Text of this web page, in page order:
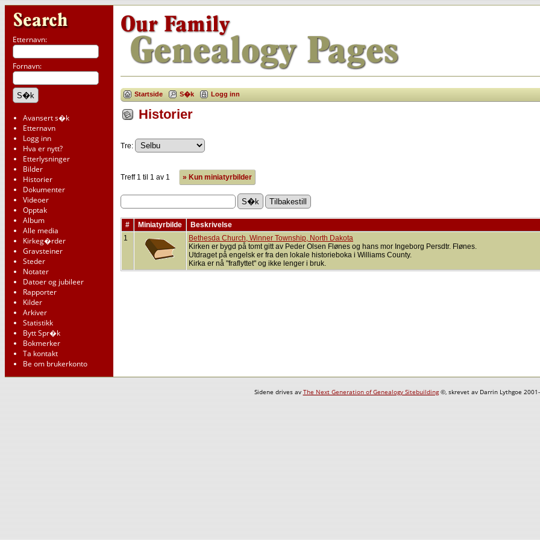
Etternavn:
Fornavn:
Avansert s�k
Etternavn
Logg inn
Hva er nytt?
Etterlysninger
Bilder
Historier
Dokumenter
Videoer
Opptak
Album
Alle media
Kirkeg�rder
Gravsteiner
Steder
Notater
Datoer og jubileer
Rapporter
Kilder
Arkiver
Statistikk
Bytt Spr�k
Bokmerker
Ta kontakt
Be om brukerkonto
Startside S�k Logg inn
Historier
Tre:
Treff 1 til 1 av 1 » Kun miniatyrbilder
# Miniatyrbilde Beskrivelse
1
Bethesda Church, Winner Township, North Dakota
Kirken er bygd på tomt gitt av Peder Olsen Flønes og hans mor Ingeborg Persdtr. Flønes.
Utdraget på engelsk er fra den lokale historieboka i Williams County.
Kirka er nå "fraflyttet" og ikke lenger i bruk.
Sidene drives avThe Next Generation of Genealogy Sitebuilding©, skrevet av Darrin Lythgoe